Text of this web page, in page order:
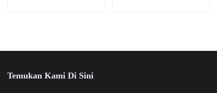
Temukan Kami Di Sini